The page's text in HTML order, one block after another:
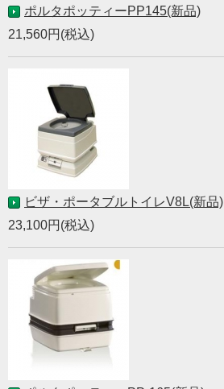
ポルタポッティーPP145(新品)
21,560円(税込)
ビザ・ポータブルトイレV8L(新品)
23,100円(税込)